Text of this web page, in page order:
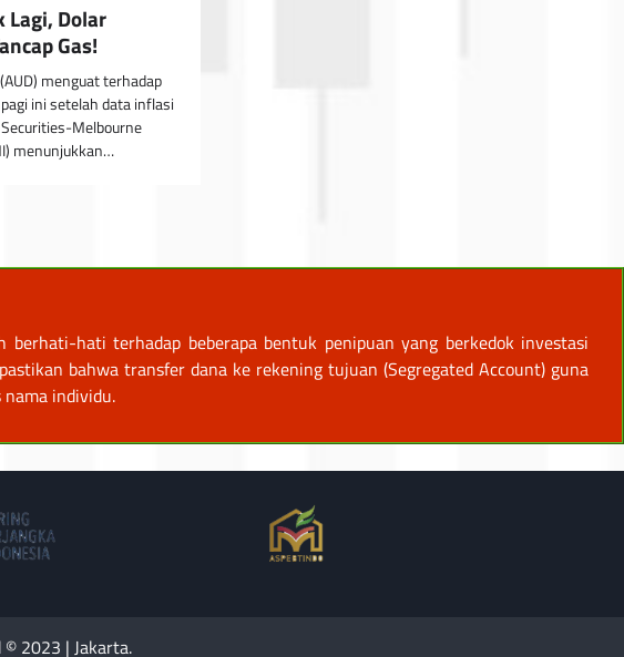
Lagi, Dolar
Gas!
menguat terhadap
pagi ini setelah data inflasi
Melbourne
menunjukkan…
berhati-hati terhadap beberapa bentuk penipuan yang berkedok investasi
bahwa transfer dana ke rekening tujuan (Segregated Account) guna
nama individu.
2023 | Jakarta.